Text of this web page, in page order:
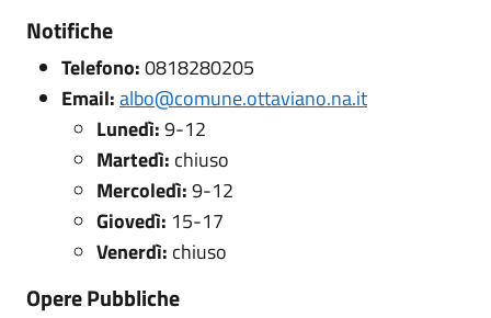
Notifiche
Telefono:0818280205
Email:albo@comune.ottaviano.na.it
Lunedì:9-12
Martedì: chiuso
Mercoledì:9-12
Giovedì: 15-17
Venerdì: chiuso
Opere Pubbliche